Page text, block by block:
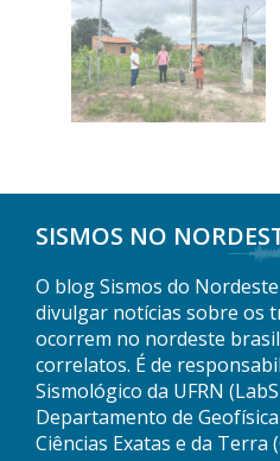
SISMOS NO
O blog Sismos do
divulgar notícias sobre os
ocorrem no nordeste
correlatos. É de
Sismológico da UFRN
Departamento de Geofísica
Ciências Exatas e da Terra